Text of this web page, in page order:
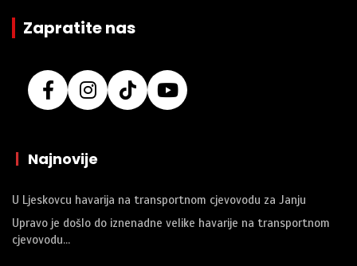
Zapratite nas
| Najnovije
U Ljeskovcu havarija na transportnom cjevovodu za Janju
Upravo je došlo do iznenadne velike havarije na transportnom
cjevovodu…